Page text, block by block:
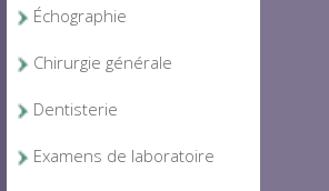
Échographie
Chirurgie générale
Dentisterie
Examens de laboratoire